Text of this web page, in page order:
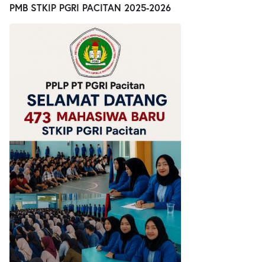
PMB STKIP PGRI PACITAN 2025-2026